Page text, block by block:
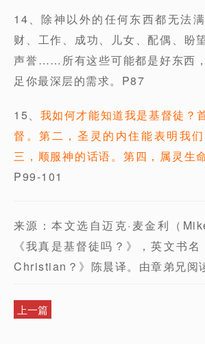
14、除神以外的任何东西都无法
财、工作、成功、儿女、配偶、盼
声誉……所有这些可能都是好东西
足你最深层的需求。P87
15、 我如何才能知道我是基督徒？
督。第二，圣灵的内住能表明我
三，顺服神的话语。第四，属灵生
P99-101
来源：本文选自迈克·麦金利（
《我真是基督徒吗？》，英文书
Christian？》陈晨译。由章弟兄阅
上一篇